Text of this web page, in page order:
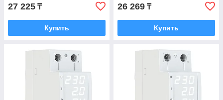
27 225 ₸
Купить
26 269 ₸
Купить